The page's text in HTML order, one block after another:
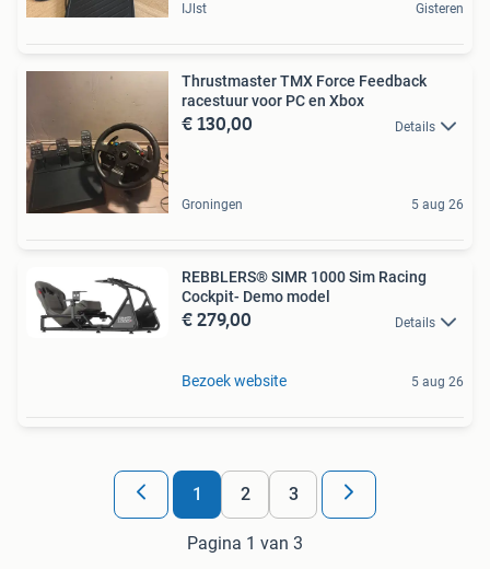
IJlst Gisteren
Thrustmaster TMX Force Feedback
racestuur voor PC en Xbox
€ 130,00 Details
Groningen 5 aug 26
REBBLERS® SIMR 1000 Sim Racing
Cockpit- Demo model
€ 279,00 Details
Bezoek website 5 aug 26
1 2 3
Pagina 1 van 3